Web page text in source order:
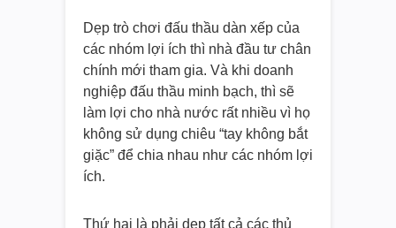
Dẹp trò chơi đấu thầu dàn xếp của
các nhóm lợi ích thì nhà đầu tư chân
chính mới tham gia. Và khi doanh
nghiệp đấu thầu minh bạch, thì sẽ
làm lợi cho nhà nước rất nhiều vì họ
không sử dụng chiêu “tay không bắt
giặc” để chia nhau như các nhóm lợi
ích.
Thứ hai là phải dẹp tất cả các thủ